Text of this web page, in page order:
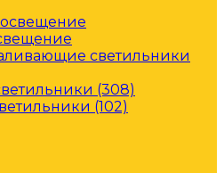
светильники
(308)
(102)